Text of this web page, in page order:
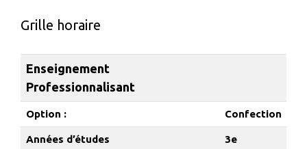
Grille horaire
Enseignement
Professionnalisant
Option : Confection
Années d’études 3e